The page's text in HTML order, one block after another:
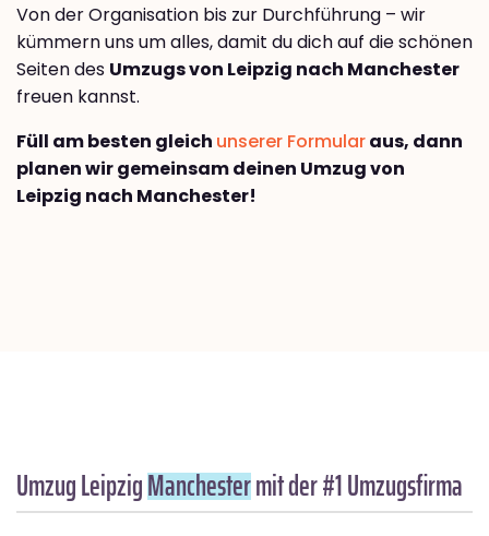
Von der Organisation bis zur Durchführung – wir
kümmern uns um alles, damit du dich auf die schönen
Seiten des Umzugs von Leipzig nach Manchester
freuen kannst.
Füll am besten gleich unserer Formularaus, dann
planen wir gemeinsam deinen Umzug von
Leipzig nach Manchester!
Umzug LeipzigManchestermit der #1 Umzugsfirma